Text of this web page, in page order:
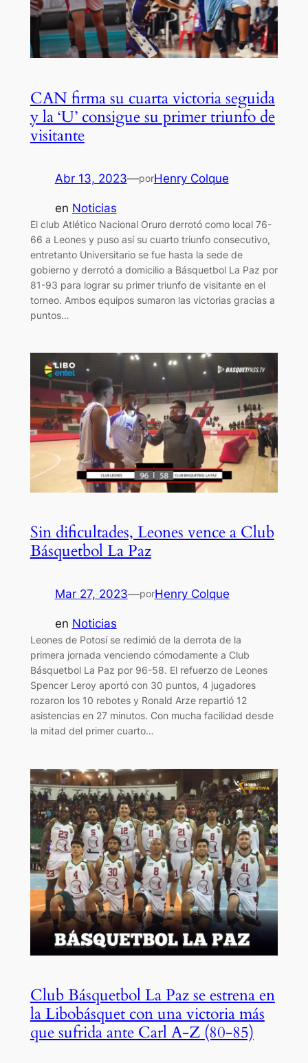
CAN firma su cuarta victoria seguida
y la ‘U’ consigue su primer triunfo de
visitante
Abr 13, 2023—porHenry Colque
en Noticias
El club Atlético Nacional Oruro derrotó como local 76-
66 a Leones y puso así su cuarto triunfo consecutivo,
entretanto Universitario se fue hasta la sede de
gobierno y derrotó a domicilio a Básquetbol La Paz por
81-93 para lograr su primer triunfo de visitante en el
torneo. Ambos equipos sumaron las victorias gracias a
puntos…
Sin dificultades, Leones vence a Club
Básquetbol La Paz
Mar 27, 2023—porHenry Colque
en Noticias
Leones de Potosí se redimió de la derrota de la
primera jornada venciendo cómodamente a Club
Básquetbol La Paz por 96-58. El refuerzo de Leones
Spencer Leroy aportó con 30 puntos, 4 jugadores
rozaron los 10 rebotes y Ronald Arze repartió 12
asistencias en 27 minutos. Con mucha facilidad desde
la mitad del primer cuarto…
Club Básquetbol La Paz se estrena en
la Libobásquet con una victoria más
que sufrida ante Carl A-Z (80-85)